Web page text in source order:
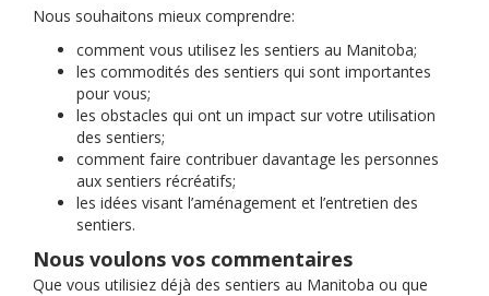
Nous souhaitons mieux comprendre:
comment vous utilisez les sentiers au Manitoba;
les commodités des sentiers qui sont importantes
pour vous;
les obstacles qui ont un impact sur votre utilisation
des sentiers;
comment faire contribuer davantage les personnes
aux sentiers récréatifs;
les idées visant l’aménagement et l’entretien des
sentiers.
Nous voulons vos commentaires
Que vous utilisiez déjà des sentiers au Manitoba ou que